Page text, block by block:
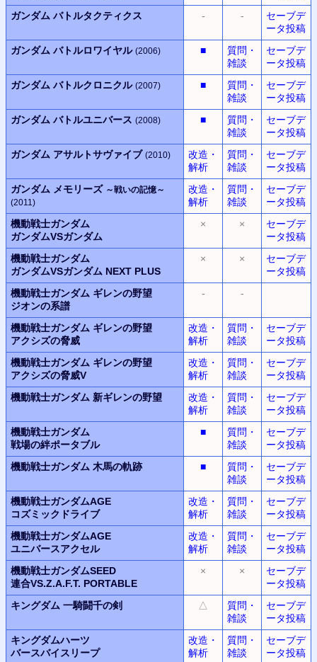
ガンダム バトルタクティクス
- -
セーブデ
ータ投稿
ガンダム バトルロワイヤル (2006) ■
質問・
雑談
セーブデ
ータ投稿
ガンダム バトルクロニクル (2007) ■
質問・
雑談
セーブデ
ータ投稿
ガンダム バトルユニバース (2008) ■
質問・
雑談
セーブデ
ータ投稿
ガンダム アサルトサヴァイブ (2010)
改造・
解析
質問・
雑談
セーブデ
ータ投稿
ガンダム メモリーズ ～戦いの記憶～
(2011)
改造・
解析
質問・
雑談
セーブデ
ータ投稿
機動戦士ガンダム
ガンダムVSガンダム
× ×
セーブデ
ータ投稿
機動戦士ガンダム
ガンダムVSガンダム NEXT PLUS
× ×
セーブデ
ータ投稿
機動戦士ガンダム ギレンの野望
ジオンの系譜
- -
機動戦士ガンダム ギレンの野望
アクシズの脅威
改造・
解析
質問・
雑談
セーブデ
ータ投稿
機動戦士ガンダム ギレンの野望
アクシズの脅威V
改造・
解析
質問・
雑談
セーブデ
ータ投稿
機動戦士ガンダム 新ギレンの野望
改造・
解析
質問・
雑談
セーブデ
ータ投稿
機動戦士ガンダム
戦場の絆ポータブル
■
質問・
雑談
セーブデ
ータ投稿
機動戦士ガンダム 木馬の軌跡 ■
質問・
雑談
セーブデ
ータ投稿
機動戦士ガンダムAGE
コズミックドライブ
改造・
解析
質問・
雑談
セーブデ
ータ投稿
機動戦士ガンダムAGE
ユニバースアクセル
改造・
解析
質問・
雑談
セーブデ
ータ投稿
機動戦士ガンダムSEED
連合VS.Z.A.F.T. PORTABLE
× ×
セーブデ
ータ投稿
キングダム 一騎闘千の剣 △
質問・
雑談
セーブデ
ータ投稿
キングダムハーツ
バースバイスリープ
改造・
解析
質問・
雑談
セーブデ
ータ投稿